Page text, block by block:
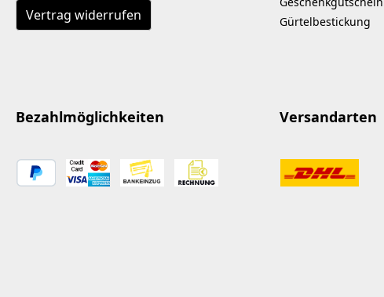
Vertrag widerrufen
Gürtelbestickung
Bezahlmöglichkeiten Versandarten